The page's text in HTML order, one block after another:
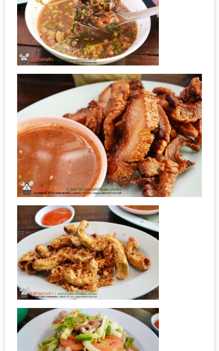
ชิ
ลล์
ไม่
เกิน
200
บาท
เบาะแส
ความ
อร่อย
ตาม
รอย
น้า
อ้วน
ชวน
หิว
ติดต่อ
น้า
อ้วน
ติดต่อ
น้า
อ้วน